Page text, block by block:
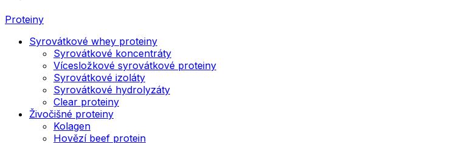
Proteiny
Syrovátkové whey proteiny
Syrovátkové koncentráty
Vícesložkové syrovátkové proteiny
Syrovátkové izoláty
Syrovátkové hydrolyzáty
Clear proteiny
Živočišné proteiny
Kolagen
Hovězí beef protein